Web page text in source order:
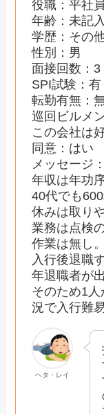
役職：平社
年齢：未記入
学歴：その
性別：男
面接回数：3
SPI試験：有
転勤有無：
巡回ビルメ
この会社は
同意：はい
メッセージ
年収は年功
40代でも600
休みは取り
業務は点検
作業は無し。
入行後退職
年退職者が
そのため1
況で入行難
ヘタ・レイ